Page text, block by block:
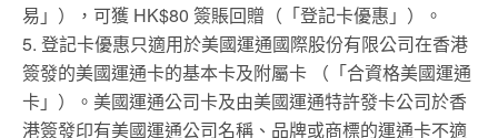
易」），可獲 HK$80 簽賬回贈（「登記卡優惠」）。
5. 登記卡優惠只適用於美國運通國際股份有限公司在香港
簽發的美國運通卡的基本卡及附屬卡 （「合資格美國運通
卡」）。美國運通公司卡及由美國運通特許發卡公司於香
港簽發印有美國運通公司名稱、品牌或商標的運通卡不適